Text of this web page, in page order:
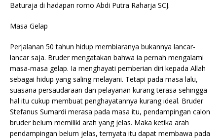
Baturaja di hadapan romo Abdi Putra Raharja SCJ.
Masa Gelap
Perjalanan 50 tahun hidup membiaranya bukannya lancar-
lancar saja. Bruder mengatakan bahwa ia pernah mengalami
masa-masa gelap. Ia menghayati pemberian diri kepada Allah
sebagai hidup yang saling melayani. Tetapi pada masa lalu,
suasana persaudaraan dan pelayanan kurang terasa sehingga
hal itu cukup membuat penghayatannya kurang ideal. Bruder
Stefanus Sumardi merasa pada masa itu, pendampingan calon
bruder belum memiliki arah yang jelas. Maka ketika arah
pendampingan belum jelas, ternyata itu dapat membawa pada